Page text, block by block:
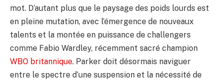
mot. D’autant plus que le paysage des poids lourds est
en pleine mutation, avec l’émergence de nouveaux
talents et la montée en puissance de challengers
comme Fabio Wardley, récemment sacré champion
WBO britannique. Parker doit désormais naviguer
entre le spectre d’une suspension et la nécessité de